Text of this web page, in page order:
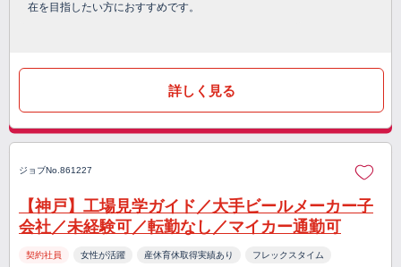
在を目指したい方におすすめです。
詳しく見る
ジョブNo.861227
【神戸】工場見学ガイド／大手ビールメーカー子
会社／未経験可／転勤なし／マイカー通勤可
契約社員 女性が活躍 産休育休取得実績あり フレックスタイム